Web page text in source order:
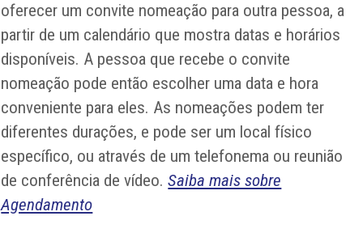
oferecer um convite nomeação para outra pessoa, a
partir de um calendário que mostra datas e horários
disponíveis. A pessoa que recebe o convite
nomeação pode então escolher uma data e hora
conveniente para eles. As nomeações podem ter
diferentes durações, e pode ser um local físico
específico, ou através de um telefonema ou reunião
de conferência de vídeo.Saiba mais sobre
Agendamento